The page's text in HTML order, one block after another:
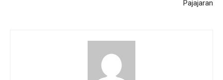
Pajajaran